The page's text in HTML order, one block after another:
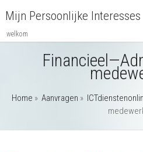
Mijn Persoonlijke Interesses
welkom
Home » Aanvragen »